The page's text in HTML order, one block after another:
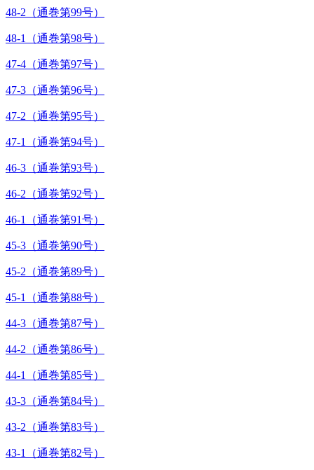
48-2（通巻第99号）
48-1（通巻第98号）
47-4（通巻第97号）
47-3（通巻第96号）
47-2（通巻第95号）
47-1（通巻第94号）
46-3（通巻第93号）
46-2（通巻第92号）
46-1（通巻第91号）
45-3（通巻第90号）
45-2（通巻第89号）
45-1（通巻第88号）
44-3（通巻第87号）
44-2（通巻第86号）
44-1（通巻第85号）
43-3（通巻第84号）
43-2（通巻第83号）
43-1（通巻第82号）